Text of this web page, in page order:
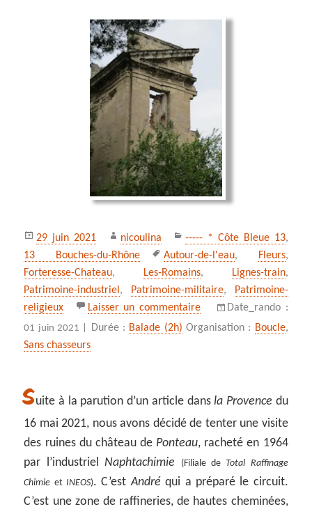
Publié
le
29 juin 2021 Auteur
nicoulina Catégories
----- * Côte Bleue 13,
13 Bouches-du-Rhône
Mots-
clés
Autour-de-l'eau, Fleurs,
Forteresse-Chateau, Les‑Romains, Lignes-train,
Patrimoine-industriel , Patrimoine-militaire,
Patrimoine-
religieux
Laisser un commentairesur Découverte de
Date_rando :
01 juin 2021 | Durée : Balade (2h) Organisation : Boucle,
Sans chasseurs
Suite à la parution d’un article dansla Provence du
16 mai 2021, nous avons décidé de tenter une visite
des ruines du château de Ponteau, racheté en 1964
par l’industrielNaphtachimie (Filiale deTotal Raffinage
Chimie etINEOS). C’estAndré qui a préparé le circuit.
C’est une zone de raffineries, de hautes cheminées,